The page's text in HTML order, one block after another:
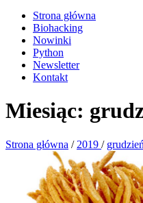
Strona główna
Biohacking
Nowinki
Python
Newsletter
Kontakt
Miesiąc:
Strona główna / 2019 / grudzień